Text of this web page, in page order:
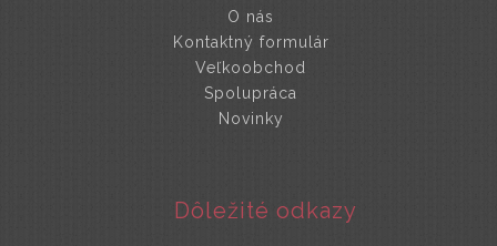
O nás
Kontaktný formulár
Veľkoobchod
Spolupráca
Novinky
Dôležité odkazy